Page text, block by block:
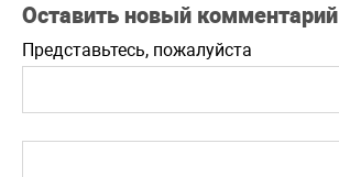
Оставить новый комментарий
Представьтесь, пожалуйста